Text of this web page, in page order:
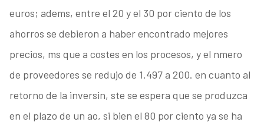
euros; adems, entre el 20 y el 30 por ciento de los
ahorros se debieron a haber encontrado mejores
precios, ms que a costes en los procesos, y el nmero
de proveedores se redujo de 1.497 a 200. en cuanto al
retorno de la inversin, ste se espera que se produzca
en el plazo de un ao, si bien el 80 por ciento ya se ha